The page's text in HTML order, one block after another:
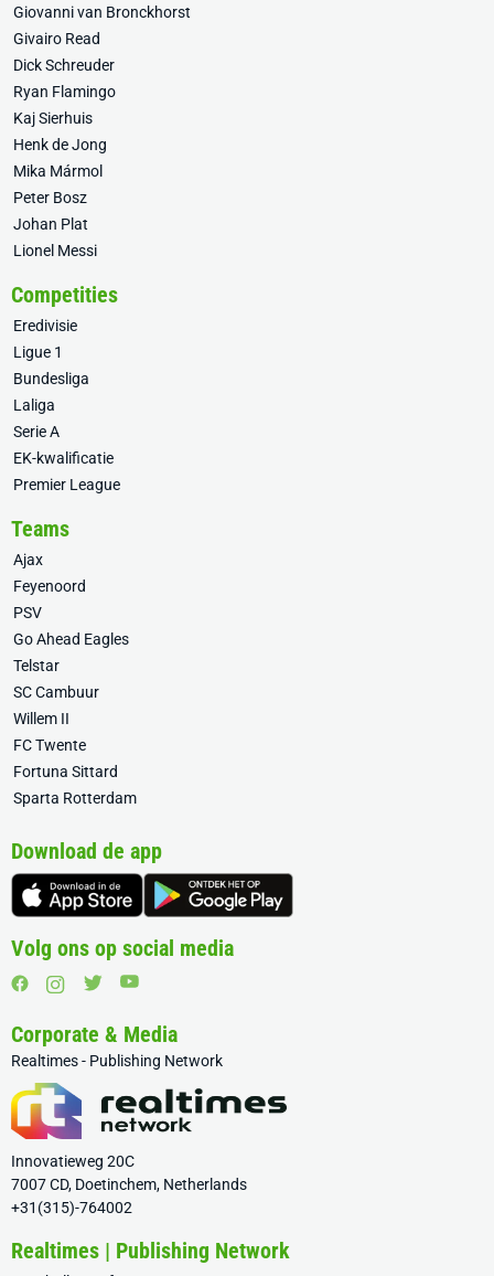
Giovanni van Bronckhorst
Givairo Read
Dick Schreuder
Ryan Flamingo
Kaj Sierhuis
Henk de Jong
Mika Mármol
Peter Bosz
Johan Plat
Lionel Messi
Competities
Eredivisie
Ligue 1
Bundesliga
Laliga
Serie A
EK-kwalificatie
Premier League
Teams
Ajax
Feyenoord
PSV
Go Ahead Eagles
Telstar
SC Cambuur
Willem II
FC Twente
Fortuna Sittard
Sparta Rotterdam
Download de app
Volg ons op social media
Corporate & Media
Realtimes - Publishing Network
Innovatieweg 20C
7007 CD, Doetinchem, Netherlands
+31(315)-764002
Realtimes | Publishing Network